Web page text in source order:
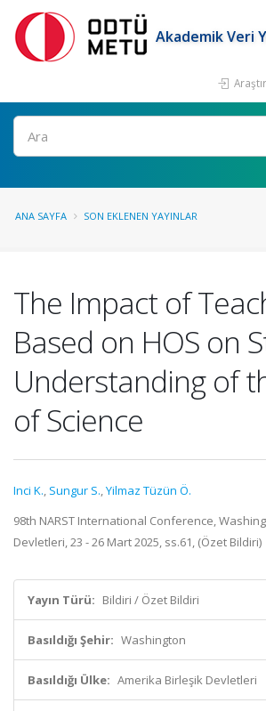
Akademik Veri
Ara
ANA SAYFA SON EKLENEN YAYINLAR
The Impact of
Based on HOS on
Understanding of
of Science
Inci K., Sungur S.,Yilmaz Tüzün Ö.
98th NARST International Conference,
Devletleri, 23 - 26 Mart 2025, ss.61, (Özet Bildiri)
Yayın Türü: Bildiri / Özet Bildiri
Basıldığı Şehir: Washington
Basıldığı Ülke: Amerika Birleşik Devletleri